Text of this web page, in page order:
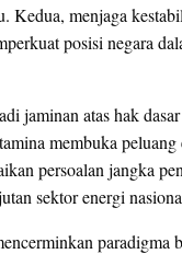
menjaga
posisi negara
jaminan atas hak
membuka
persoalan jangka
sektor energi
paradigma